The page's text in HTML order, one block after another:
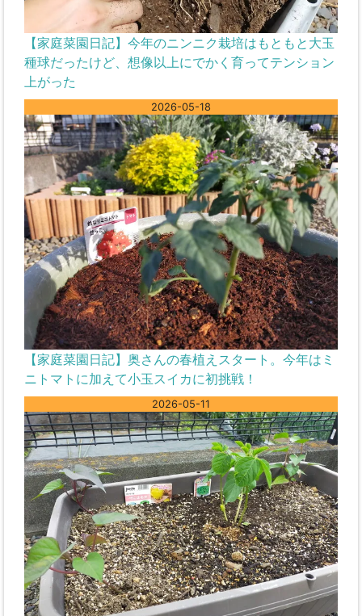
【家庭菜園日記】今年のニンニク栽培はもともと大玉
種球だったけど、想像以上にでかく育ってテンション
上がった
2026-05-18
【家庭菜園日記】奥さんの春植えスタート。今年はミ
ニトマトに加えて小玉スイカに初挑戦！
2026-05-11